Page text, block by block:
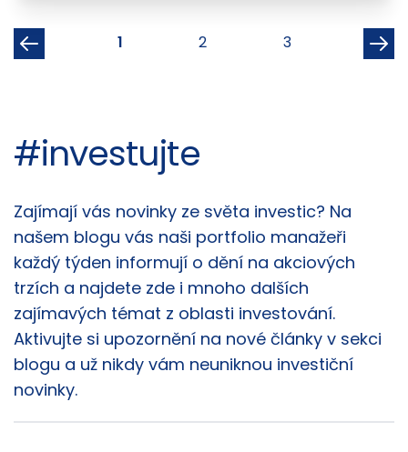
1 2 3
#investujte
Články
Zajímají vás novinky ze světa investic? Na
našem blogu vás naši portfolio manažeři
každý týden informují o dění na akciových
trzích a najdete zde i mnoho dalších
zajímavých témat z oblasti investování.
Aktivujte si upozornění na nové články v sekci
blogu a už nikdy vám neuniknou investiční
novinky.